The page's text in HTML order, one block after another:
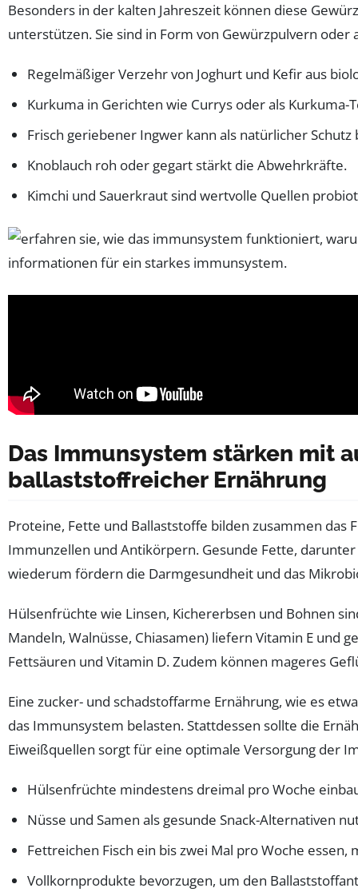
Besonders in der kalten Jahreszeit können diese
unterstützen. Sie sind in Form von Gewürzpulvern
Regelmäßiger Verzehr von Joghurt und Kefir aus
Kurkuma in Gerichten wie Currys oder als
Frisch geriebener Ingwer kann als natürlicher
Knoblauch roh oder gegart stärkt die Abwehrkräfte.
Kimchi und Sauerkraut sind wertvolle Quellen
Das Immunsystem stärken mit
ballaststoffreicher Ernährung
Proteine, Fette und Ballaststoffe bilden zusammen
Immunzellen und Antikörpern. Gesunde Fette,
wiederum fördern die Darmgesundheit und das
Hülsenfrüchte wie Linsen, Kichererbsen und Bohnen
Mandeln, Walnüsse, Chiasamen) liefern Vitamin E und
Fettsäuren und Vitamin D. Zudem können mageres
Eine zucker- und schadstoffarme Ernährung, wie es
das Immunsystem belasten. Stattdessen sollte die
Eiweißquellen sorgt für eine optimale Versorgung der
Hülsenfrüchte mindestens dreimal pro Woche
Nüsse und Samen als gesunde Snack-Alternativen
Fettreichen Fisch ein bis zwei Mal pro Woche
Vollkornprodukte bevorzugen, um den